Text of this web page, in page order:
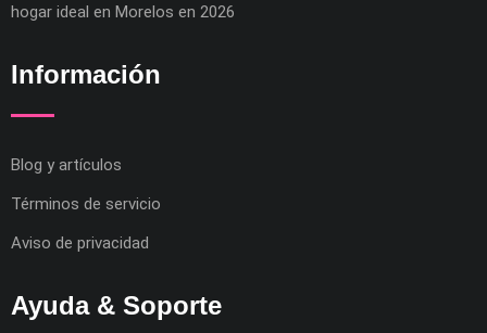
hogar ideal en Morelos en 2026
Información
Blog y artículos
Términos de servicio
Aviso de privacidad
Ayuda & Soporte